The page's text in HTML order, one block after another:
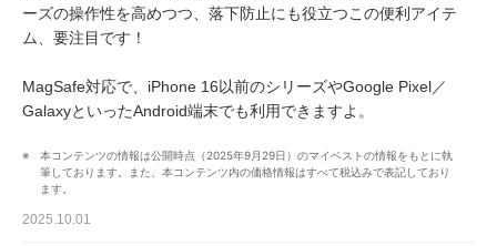
ーズの操作性を高めつつ、落下防止にも役立つこの便利アイテ
ム、要注目です！
MagSafe対応で、iPhone 16以前のシリーズやGoogle Pixel／
GalaxyといったAndroid端末でも利用できますよ。
本コンテンツの情報は公開時点（2025年9月29日）のマイベストの情報をもとに執
筆しております。また、本コンテンツ内の価格情報はすべて税込みで表記しており
ます。
2025.10.01